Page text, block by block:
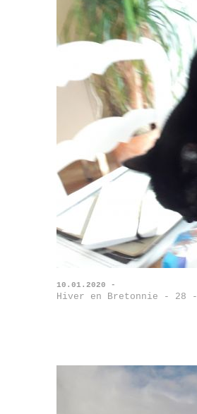
10.01.2020 -
Hiver en Bretonnie - 28